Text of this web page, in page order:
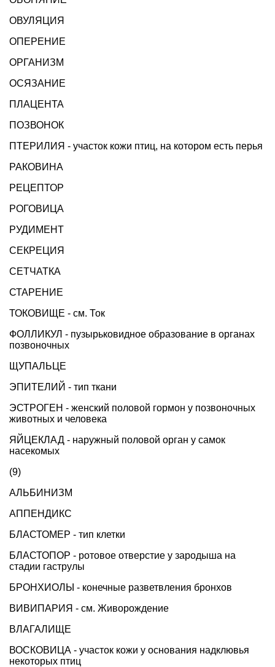
ОВУЛЯЦИЯ
ОПЕРЕНИЕ
ОРГАНИЗМ
ОСЯЗАНИЕ
ПЛАЦЕНТА
ПОЗВОНОК
ПТЕРИЛИЯ - участок кожи птиц, на котором есть перья
РАКОВИНА
РЕЦЕПТОР
РОГОВИЦА
РУДИМЕНТ
СЕКРЕЦИЯ
СЕТЧАТКА
СТАРЕНИЕ
ТОКОВИЩЕ - см. Ток
ФОЛЛИКУЛ - пузырьковидное образование в органах
позвоночных
ЩУПАЛЬЦЕ
ЭПИТЕЛИЙ - тип ткани
ЭСТРОГЕН - женский половой гормон у позвоночных
животных и человека
ЯЙЦЕКЛАД - наружный половой орган у самок
насекомых
(9)
АЛЬБИНИЗМ
АППЕНДИКС
БЛАСТОМЕР - тип клетки
БЛАСТОПОР - ротовое отверстие у зародыша на
стадии гаструлы
БРОНХИОЛЫ - конечные разветвления бронхов
ВИВИПАРИЯ - см. Живорождение
ВЛАГАЛИЩЕ
ВОСКОВИЦА - участок кожи у основания надклювья
некоторых птиц